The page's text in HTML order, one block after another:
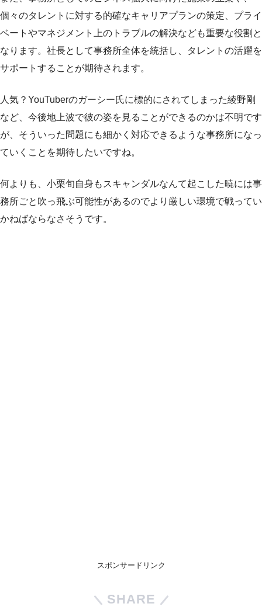
個々のタレントに対する的確なキャリアプランの策定、プライ
ベートやマネジメント上のトラブルの解決なども重要な役割と
なります。社長として事務所全体を統括し、タレントの活躍を
サポートすることが期待されます。
人気？YouTuberのガーシー氏に標的にされてしまった綾野剛
など、今後地上波で彼の姿を見ることができるのかは不明です
が、そういった問題にも細かく対応できるような事務所になっ
ていくことを期待したいですね。
何よりも、小栗旬自身もスキャンダルなんて起こした暁には事
務所ごと吹っ飛ぶ可能性があるのでより厳しい環境で戦ってい
かねばならなさそうです。
スポンサードリンク
SHARE